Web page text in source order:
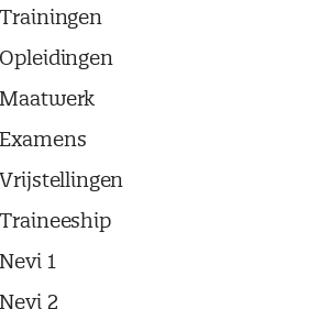
Trainingen
Opleidingen
Maatwerk
Examens
Vrijstellingen
Traineeship
Nevi 1
Nevi 2